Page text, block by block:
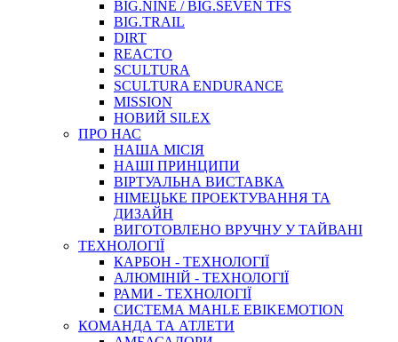
BIG.NINE / BIG.SEVEN TFS
BIG.TRAIL
DIRT
REACTO
SCULTURA
SCULTURA ENDURANCE
MISSION
НОВИЙ SILEX
ПРО НАС
НАША МICIЯ
НАШI ПРИНЦИПИ
ВIРТУАЛЬНА ВИСТАВКА
НІМЕЦЬКЕ ПРОЕКТУВАННЯ ТА
ДИЗАЙН
ВИГОТОВЛЕНО ВРУЧНУ У ТАЙВАНІ
ТЕХНОЛОГІЇ
КАРБОН - ТЕХНОЛОГІЇ
АЛЮМІНІЙ - ТЕХНОЛОГІЇ
РАМИ - ТЕХНОЛОГІЇ
СИСТЕМА MAHLE EBIKEMOTION
КОМАНДА ТА АТЛЕТИ